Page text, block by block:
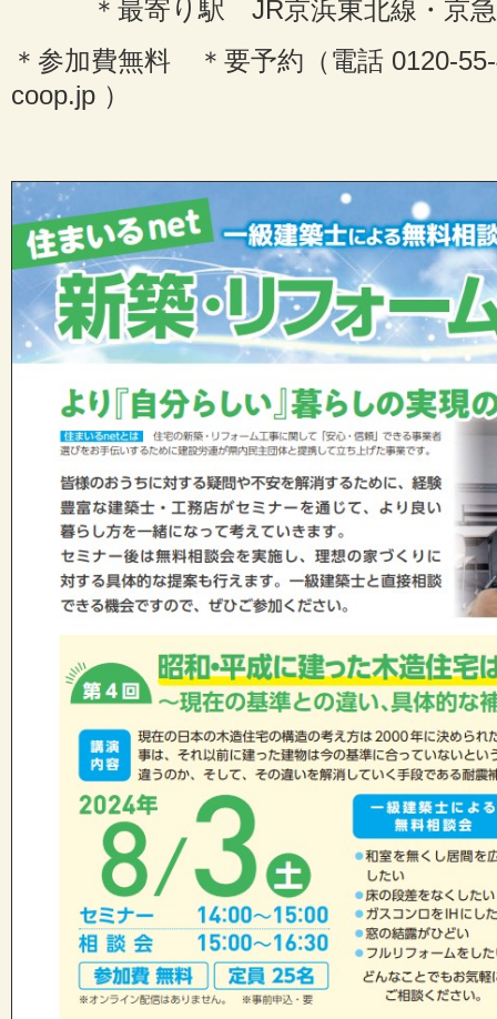
＊最寄り駅 JR京浜東北線・京急
＊参加費無料 ＊要予約（電話 0120-
coop.jp ）